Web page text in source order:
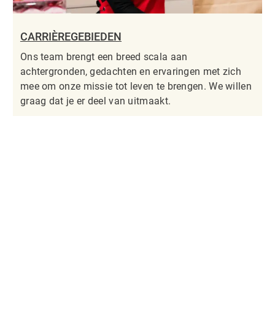
CARRIÈREGEBIEDEN
Ons team brengt een breed scala aan
achtergronden, gedachten en ervaringen met zich
mee om onze missie tot leven te brengen. We willen
graag dat je er deel van uitmaakt.